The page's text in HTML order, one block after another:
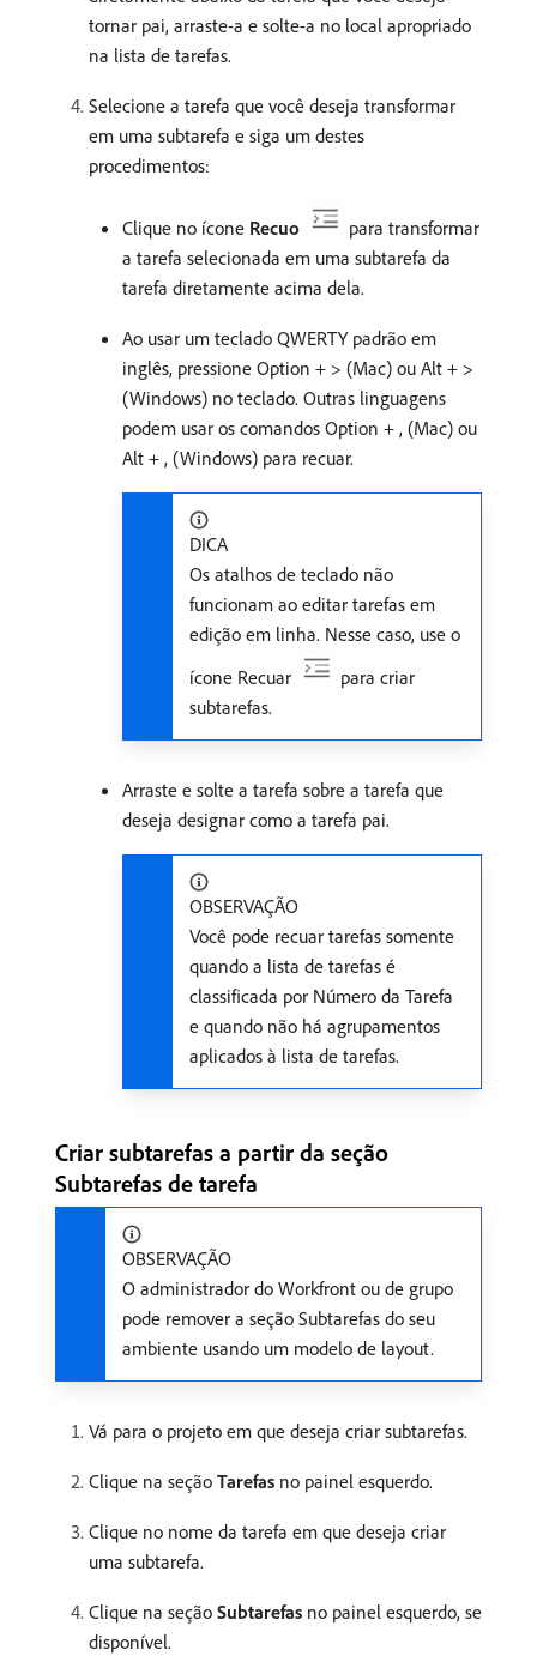
tornar pai, arraste-a e solte-a no local apropriado
na lista de tarefas.
Selecione a tarefa que você deseja transformar
em uma subtarefa e siga um destes
procedimentos:
Clique no ícone Recuo
para transformar
a tarefa selecionada em uma subtarefa da
tarefa diretamente acima dela.
Ao usar um teclado QWERTY padrão em
inglês, pressione Option + > (Mac) ou Alt + >
(Windows) no teclado. Outras linguagens
podem usar os comandos Option + , (Mac) ou
Alt + , (Windows) para recuar.
DICA
Os atalhos de teclado não
funcionam ao editar tarefas em
edição em linha. Nesse caso, use o
ícone Recuar
para criar
subtarefas.
Arraste e solte a tarefa sobre a tarefa que
deseja designar como a tarefa pai.
OBSERVAÇÃO
Você pode recuar tarefas somente
quando a lista de tarefas é
classificada por Número da Tarefa
e quando não há agrupamentos
aplicados à lista de tarefas.
Criar subtarefas a partir da seção
Subtarefas de tarefa
OBSERVAÇÃO
O administrador do Workfront ou de grupo
pode remover a seção Subtarefas do seu
ambiente usando um modelo de layout.
Vá para o projeto em que deseja criar subtarefas.
Clique na seção Tarefas no painel esquerdo.
Clique no nome da tarefa em que deseja criar
uma subtarefa.
Clique na seção Subtarefas no painel esquerdo, se
disponível.